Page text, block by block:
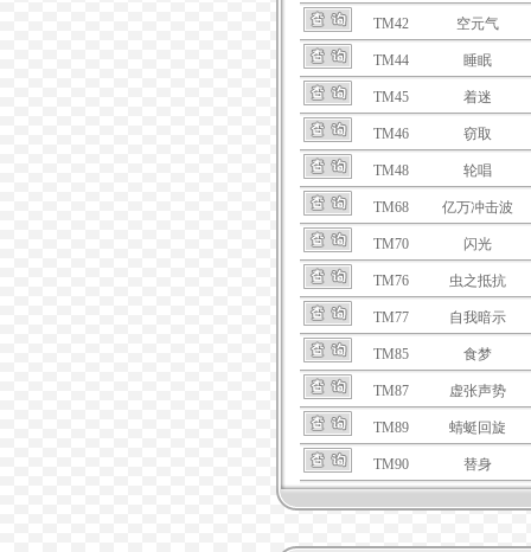
TM42 空元气
TM44 睡眠
TM45 着迷
TM46 窃取
TM48 轮唱
TM68 亿万冲击波
TM70 闪光
TM76 虫之抵抗
TM77 自我暗示
TM85 食梦
TM87 虚张声势
TM89 蜻蜓回旋
TM90 替身